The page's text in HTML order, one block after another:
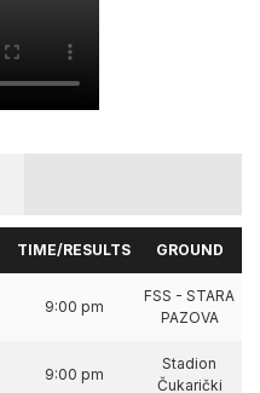
TIME/RESULTS GROUND
9:00 pm
FSS - STARA
PAZOVA
9:00 pm
Stadion
Čukarički